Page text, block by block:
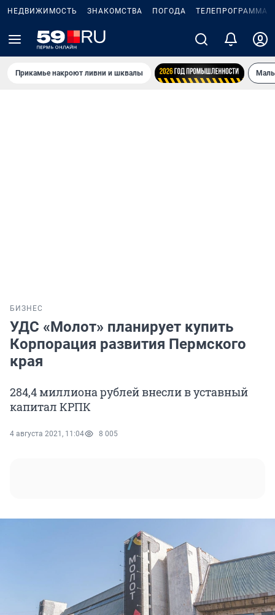
НЕДВИЖИМОСТЬ ЗНАКОМСТВА ПОГОДА ТЕЛЕПРОГРАММА
Прикамье накроют ливни и шквалы
БИЗНЕС
УДС «Молот» планирует купить
Корпорация развития Пермского
края
284,4 миллиона рублей внесли в уставный
капитал КРПК
4 августа 2021, 11:04 8 005